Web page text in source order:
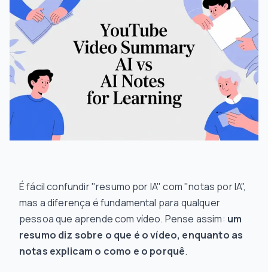
É fácil confundir "resumo por IA" com "notas por IA",
mas a diferença é fundamental para qualquer
pessoa que aprende com vídeo. Pense assim: um
resumo diz sobre o que é o vídeo, enquanto as
notas explicam o como e o porquê.